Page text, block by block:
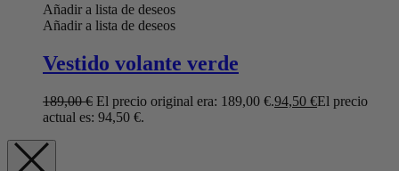
Añadir a lista de deseos
Añadir a lista de deseos
Vestido volante verde
189,00€ El precio original era: 189,00 €.94,50 €El precio
actual es: 94,50 €.